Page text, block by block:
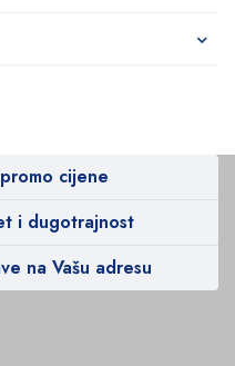
cijene
i dugotrajnost
na Vašu adresu